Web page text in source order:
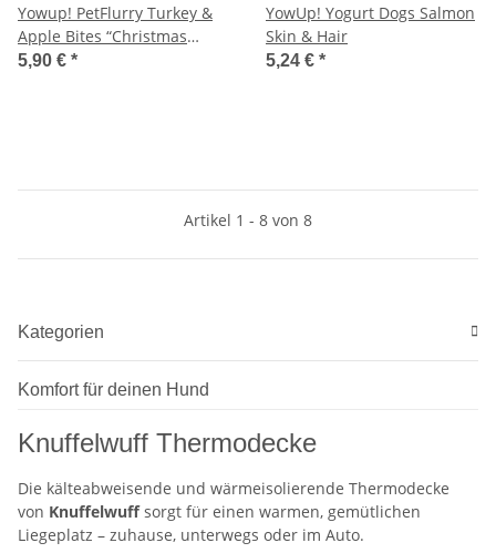
Yowup! PetFlurry Turkey &
Apple Bites “Christmas
edition 2026”
5,90 € *
YowUp! Yogurt Dogs Salmon
Skin & Hair
5,24 € *
Artikel 1 - 8 von 8
Kategorien
Komfort für deinen Hund
Knuffelwuff Thermodecke
Die kälteabweisende und wärmeisolierende Thermodecke
von Knuffelwuffsorgt für einen warmen, gemütlichen
Liegeplatz – zuhause, unterwegs oder im Auto.